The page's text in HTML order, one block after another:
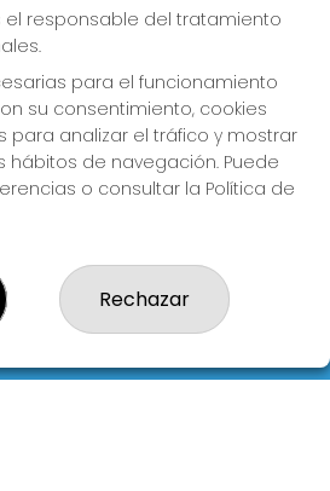
EN LOTERIA LA
MEIGAS TE
es el responsable del tratamiento
para el funcionamiento
su consentimiento, cookies
para analizar el tráfico y mostrar
hábitos de navegación. Puede
o consultar la Política de
Rechazar